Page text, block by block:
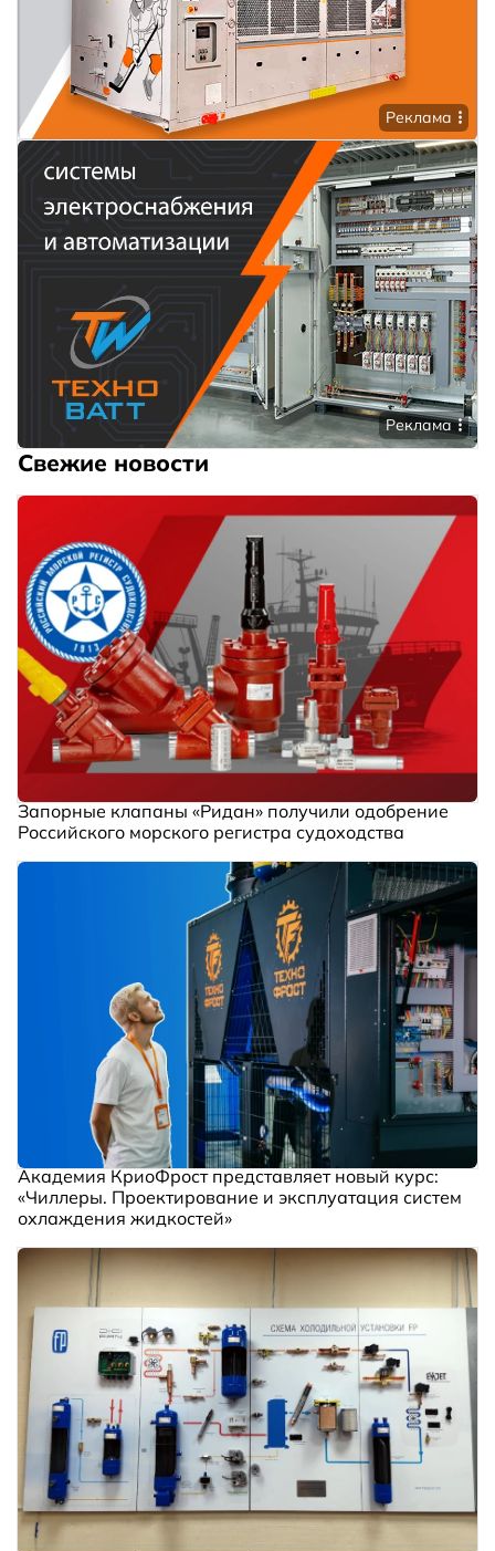
Реклама
Реклама
Свежие новости
Запорные клапаны «Ридан» получили одобрение
Российского морского регистра судоходства
Академия КриоФрост представляет новый курс:
«Чиллеры. Проектирование и эксплуатация систем
охлаждения жидкостей»